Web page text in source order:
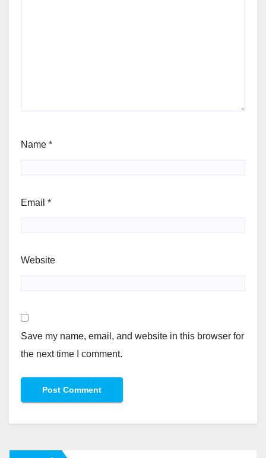
Name *
Email *
Website
Save my name, email, and website in this browser for
the next time I comment.